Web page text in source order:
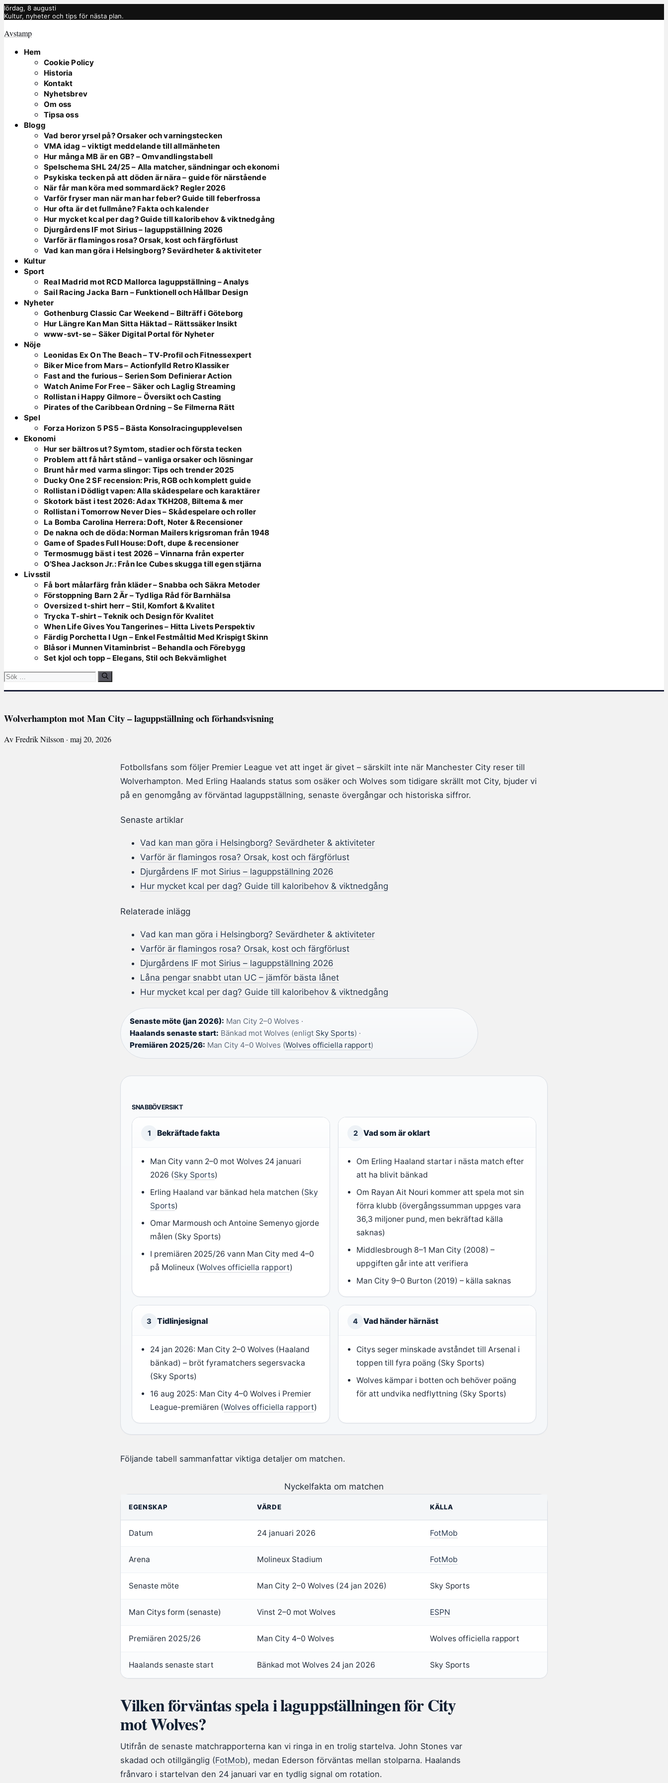
lördag, 8 augusti
Kultur, nyheter och tips för nästa plan.
Avstamp
Hem
Cookie Policy
Historia
Kontakt
Nyhetsbrev
Om oss
Tipsa oss
Blogg
Vad beror yrsel på? Orsaker och varningstecken
VMA idag – viktigt meddelande till allmänheten
Hur många MB är en GB? – Omvandlingstabell
Spelschema SHL 24/25 – Alla matcher, sändningar och ekonomi
Psykiska tecken på att döden är nära – guide för närstående
När får man köra med sommardäck? Regler 2026
Varför fryser man när man har feber? Guide till feberfrossa
Hur ofta är det fullmåne? Fakta och kalender
Hur mycket kcal per dag? Guide till kaloribehov & viktnedgång
Djurgårdens IF mot Sirius – laguppställning 2026
Varför är flamingos rosa? Orsak, kost och färgförlust
Vad kan man göra i Helsingborg? Sevärdheter & aktiviteter
Kultur
Sport
Real Madrid mot RCD Mallorca laguppställning – Analys
Sail Racing Jacka Barn – Funktionell och Hållbar Design
Nyheter
Gothenburg Classic Car Weekend – Bilträff i Göteborg
Hur Längre Kan Man Sitta Häktad – Rättssäker Insikt
www-svt-se – Säker Digital Portal för Nyheter
Nöje
Leonidas Ex On The Beach – TV-Profil och Fitnessexpert
Biker Mice from Mars – Actionfylld Retro Klassiker
Fast and the furious – Serien Som Definierar Action
Watch Anime For Free – Säker och Laglig Streaming
Rollistan i Happy Gilmore – Översikt och Casting
Pirates of the Caribbean Ordning – Se Filmerna Rätt
Spel
Forza Horizon 5 PS5 – Bästa Konsolracingupplevelsen
Ekonomi
Hur ser bältros ut? Symtom, stadier och första tecken
Problem att få hårt stånd – vanliga orsaker och lösningar
Brunt hår med varma slingor: Tips och trender 2025
Ducky One 2 SF recension: Pris, RGB och komplett guide
Rollistan i Dödligt vapen: Alla skådespelare och karaktärer
Skotork bäst i test 2026: Adax TKH208, Biltema & mer
Rollistan i Tomorrow Never Dies – Skådespelare och roller
La Bomba Carolina Herrera: Doft, Noter & Recensioner
De nakna och de döda: Norman Mailers krigsroman från 1948
Game of Spades Full House: Doft, dupe & recensioner
Termosmugg bäst i test 2026 – Vinnarna från experter
O’Shea Jackson Jr.: Från Ice Cubes skugga till egen stjärna
Livsstil
Få bort målarfärg från kläder – Snabba och Säkra Metoder
Förstoppning Barn 2 Är – Tydliga Råd för Barnhälsa
Oversized t-shirt herr – Stil, Komfort & Kvalitet
Trycka T-shirt – Teknik och Design för Kvalitet
When Life Gives You Tangerines – Hitta Livets Perspektiv
Färdig Porchetta I Ugn – Enkel Festmåltid Med Krispigt Skinn
Blåsor i Munnen Vitaminbrist – Behandla och Förebygg
Set kjol och topp – Elegans, Stil och Bekvämlighet
Sök
Wolverhampton mot Man City – laguppställning och förhandsvisning
Av Fredrik Nilsson · maj 20, 2026
Fotbollsfans som följer Premier League vet att inget är givet – särskilt inte när Manchester City reser till
Wolverhampton. Med Erling Haalands status som osäker och Wolves som tidigare skrällt mot City, bjuder vi
på en genomgång av förväntad laguppställning, senaste övergångar och historiska siffror.
Senaste artiklar
Vad kan man göra i Helsingborg? Sevärdheter & aktiviteter
Varför är flamingos rosa? Orsak, kost och färgförlust
Djurgårdens IF mot Sirius – laguppställning 2026
Hur mycket kcal per dag? Guide till kaloribehov & viktnedgång
Relaterade inlägg
Vad kan man göra i Helsingborg? Sevärdheter & aktiviteter
Varför är flamingos rosa? Orsak, kost och färgförlust
Djurgårdens IF mot Sirius – laguppställning 2026
Låna pengar snabbt utan UC – jämför bästa lånet
Hur mycket kcal per dag? Guide till kaloribehov & viktnedgång
Senaste möte (jan 2026): Man City 2–0 Wolves ·
Haalands senaste start: Bänkad mot Wolves (enligt Sky Sports) ·
Premiären 2025/26: Man City 4–0 Wolves (Wolves officiella rapport)
SNABBÖVERSIKT
1 Bekräftade fakta
Man City vann 2–0 mot Wolves 24 januari
2026 (Sky Sports)
Erling Haaland var bänkad hela matchen (Sky
Sports)
Omar Marmoush och Antoine Semenyo gjorde
målen (Sky Sports)
I premiären 2025/26 vann Man City med 4–0
på Molineux (Wolves officiella rapport)
2 Vad som är oklart
Om Erling Haaland startar i nästa match efter
att ha blivit bänkad
Om Rayan Ait Nouri kommer att spela mot sin
förra klubb (övergångssumman uppges vara
36,3 miljoner pund, men bekräftad källa
saknas)
Middlesbrough 8–1 Man City (2008) –
uppgiften går inte att verifiera
Man City 9–0 Burton (2019) – källa saknas
3 Tidlinjesignal
24 jan 2026: Man City 2–0 Wolves (Haaland
bänkad) – bröt fyramatchers segersvacka
(Sky Sports)
16 aug 2025: Man City 4–0 Wolves i Premier
League-premiären (Wolves officiella rapport)
4 Vad händer härnäst
Citys seger minskade avståndet till Arsenal i
toppen till fyra poäng (Sky Sports)
Wolves kämpar i botten och behöver poäng
för att undvika nedflyttning (Sky Sports)
Följande tabell sammanfattar viktiga detaljer om matchen.
Nyckelfakta om matchen
EGENSKAP VÄRDE KÄLLA
Datum 24 januari 2026 FotMob
Arena Molineux Stadium FotMob
Senaste möte Man City 2–0 Wolves (24 jan 2026) Sky Sports
Man Citys form (senaste) Vinst 2–0 mot Wolves ESPN
Premiären 2025/26 Man City 4–0 Wolves Wolves officiella rapport
Haalands senaste start Bänkad mot Wolves 24 jan 2026 Sky Sports
Vilken förväntas spela i laguppställningen för City
mot Wolves?
Utifrån de senaste matchrapporterna kan vi ringa in en trolig startelva. John Stones var
skadad och otillgänglig (FotMob), medan Ederson förväntas mellan stolparna. Haalands
frånvaro i startelvan den 24 januari var en tydlig signal om rotation.